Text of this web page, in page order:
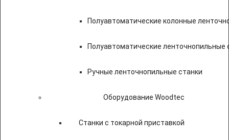
Полуавтоматические колонные
Полуавтоматические ленточнопильные
Ручные ленточнопильные станки
Оборудование Woodtec
Станки с токарной приставкой